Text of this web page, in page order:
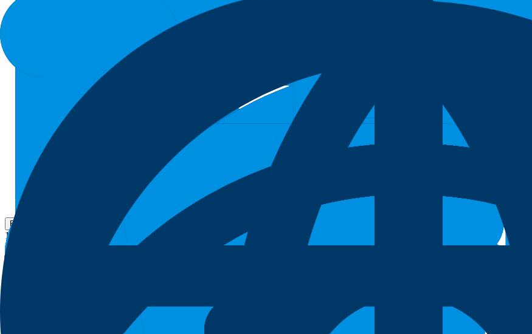
Brochure
19 Apr 2026
0
VENPURE™ sodium borohydride สำหรับงานสังเคราะห์และการปรับปรุงคุณภาพสารเคมี ใช้เป็น reducing agent ในกระบวนการผ